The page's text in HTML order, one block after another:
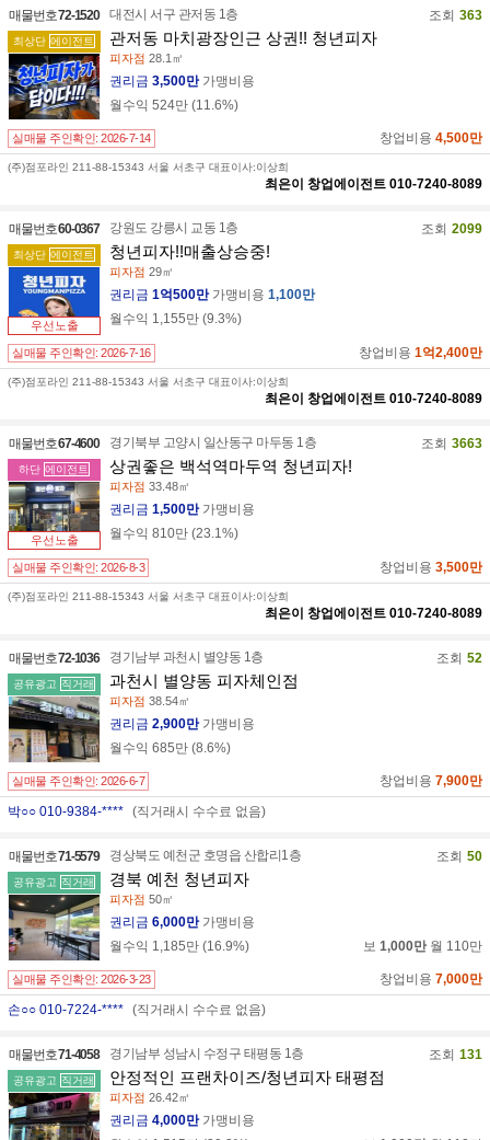
서울 관악구 미성3길 21
서울 관악구 신림동 727-42
02-865-9109
청년피자 봉천점
서울 관악구 남부순환로 1702
서울 관악구 봉천동 945-1
02-874-8418
서울 광진구 중곡동 41-37
02-454-9109
청년피자 구의점
서울 광진구 구의강변로 85
서울 광진구 구의동 217-15
02-543-9109
청년피자 개봉오류점
청년피자 금천구점
서울 금천구 시흥대로 179
서울 금천구 시흥동 987
02-892-5006
청년피자 장안점
서울 동대문구 한천로 170
서울 동대문구 장안동 125-19
청년피자 사당방배점
서울 동작구 사당로27길 17
서울 동작구 사당동 150-13
02-532-9109
청년피자 상도점
서울 동작구 성대로1길 18
서울 동작구 상도동 242-87
02-3280-9109
서울 서대문구 응암로2길 13-1
서울 서대문구 북가좌동 295-16
02-375-5556
청년피자 홍은홍제점
서울 서대문구 세검정로1길 86
서울 서대문구 홍은동 48
02-395-2828
서울 성동구 무학봉길 54-1
서울 성동구 하왕십리동 980-47
02-2291-7739
청년피자 성북구점
매물번호72-1520
최상단 에이전트
대전시 서구 관저동 1층 조회 363
관저동 마치광장인근 상권!! 청년피자
피자점 28.1㎡
권리금 3,500만 가맹비용
월수익 524만 (11.6%)
실매물 주인확인: 2026-7-14 창업비용 4,500만
(주)점포라인 211-88-15343 서울 서초구 대표이사:이상희
최은이 창업에이전트 010-7240-8089
매물번호60-0367
최상단 에이전트
우선노출
강원도 강릉시 교동 1층 조회 2099
청년피자!!매출상승중!
피자점 29㎡
권리금 1억500만 가맹비용 1,100만
월수익 1,155만 (9.3%)
실매물 주인확인: 2026-7-16 창업비용 1억2,400만
(주)점포라인 211-88-15343 서울 서초구 대표이사:이상희
최은이 창업에이전트 010-7240-8089
매물번호67-4600
하단 에이전트
우선노출
경기북부 고양시 일산동구 마두동 1층 조회 3663
상권좋은 백석역마두역 청년피자!
피자점 33.48㎡
권리금 1,500만 가맹비용
월수익 810만 (23.1 %)
실매물 주인확인: 2026-8-3 창업비용 3,500만
(주)점포라인 211-88-15343 서울 서초구 대표이사:이상희
최은이 창업에이전트 010-7240-8089
매물번호72-1036
공유광고 직거래
경기남부 과천시 별양동 1층 조회 52
과천시 별양동 피자체인점
피자점 38.54㎡
권리금 2,900만 가맹비용
월수익 685만 (8.6%)
실매물 주인확인: 2026-6-7 창업비용 7,900만
박○○ 010-9384-**** (직거래시 수수료 없음)
매물번호71-5579
공유광고 직거래
경상북도 예천군 호명읍 산합리1층 조회 50
경북 예천 청년피자
피자점 50㎡
권리금 6,000만 가맹비용
월수익 1,185만 (16.9%) 보 1,000만 월 110만
실매물 주인확인: 2026-3-23 창업비용 7,000만
손○○ 010-7224-**** (직거래시 수수료 없음)
매물번호71-4058
공유광고 직거래
경기남부 성남시 수정구 태평동 1층 조회 131
안정적인 프랜차이즈/청년피자 태평점
피자점 26.42㎡
권리금 4,000만 가맹비용